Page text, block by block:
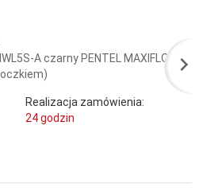
Realizacja zamówienia:
24 godzin